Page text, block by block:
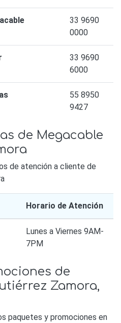
33 9690
0000
33 9690
6000
55 8950
9427
de Megacable
de atención a cliente de
Horario de Atención
Lunes a Viernes 9AM-
7PM
de
Zamora,
paquetes y promociones en